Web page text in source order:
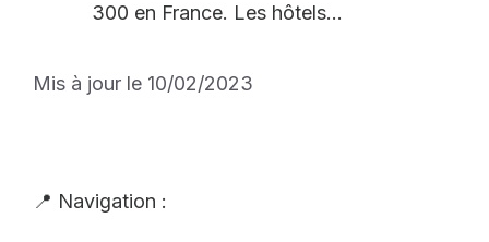
300 en France. Les hôtels...
Mis à jour le 10/02/2023
📍 Navigation :